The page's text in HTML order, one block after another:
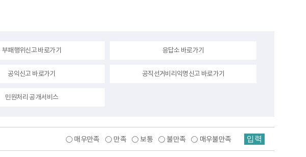
부패행위신고 바로가기 응답소 바로가기
공익신고 바로가기 공직선거비리익명신고 바로가기
민원처리 공개서비스
매우만족 만족 보통 불만족 매우불만족 입력